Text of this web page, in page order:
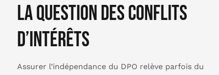
La question des conflits
d’intérêts
Assurer l’indépendance du DPO relève parfois du